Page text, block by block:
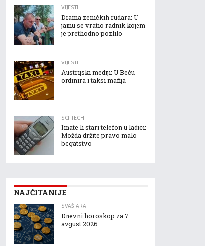
VIJESTI
Drama zeničkih rudara: U
jamu se vratio radnik kojem
je prethodno pozlilo
VIJESTI
Austrijski mediji: U Beču
ordinira i taksi mafija
SCI-TECH
Imate li stari telefon u ladici:
Možda držite pravo malo
bogatstvo
NAJČITANIJE
SVAŠTARA
Dnevni horoskop za 7.
avgust 2026.